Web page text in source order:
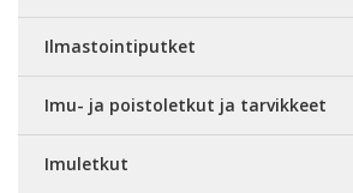
Ilmastointiputket
Imu- ja poistoletkut ja tarvikkeet
Imuletkut